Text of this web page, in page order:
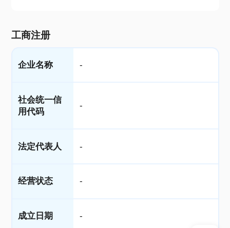
工商注册
企业名称 -
社会统一信
用代码
-
法定代表人 -
经营状态 -
成立日期 -